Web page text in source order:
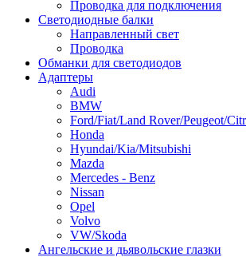
Проводка для подключения
Светодиодные балки
Направленный свет
Проводка
Обманки для светодиодов
Адаптеры
Audi
BMW
Ford/Fiat/Land Rover/Peugeot/
Honda
Hyundai/Kia/Mitsubishi
Mazda
Mercedes - Benz
Nissan
Opel
Volvo
VW/Skoda
Ангельские и дьявольские глазки